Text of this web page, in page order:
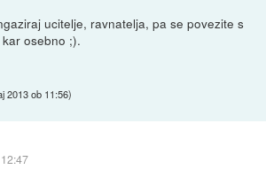
ucitelje, ravnatelja, pa se povezite s
osebno ;).
2013 ob 11:56)